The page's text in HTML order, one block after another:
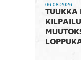
06.08.2026
TUUKKA